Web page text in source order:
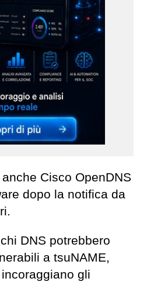
Cisco OpenDNS
dopo la notifica da
DNS potrebbero
a tsuNAME,
gli